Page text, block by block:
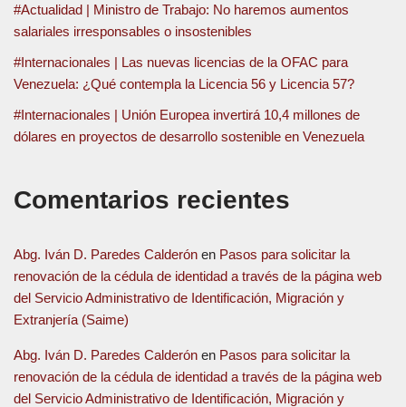
#Actualidad | Ministro de Trabajo: No haremos aumentos
salariales irresponsables o insostenibles
#Internacionales | Las nuevas licencias de la OFAC para
Venezuela: ¿Qué contempla la Licencia 56 y Licencia 57?
#Internacionales | Unión Europea invertirá 10,4 millones de
dólares en proyectos de desarrollo sostenible en Venezuela
Comentarios recientes
Abg. Iván D. Paredes Calderón en Pasos para solicitar la
renovación de la cédula de identidad a través de la página web
del Servicio Administrativo de Identificación, Migración y
Extranjería (Saime)
Abg. Iván D. Paredes Calderón en Pasos para solicitar la
renovación de la cédula de identidad a través de la página web
del Servicio Administrativo de Identificación, Migración y